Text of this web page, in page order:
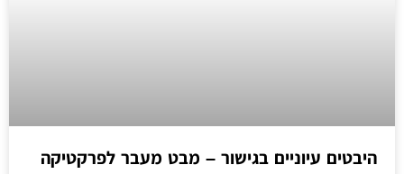
היבטים עיוניים בגישור – מבט מעבר לפרקטיקה